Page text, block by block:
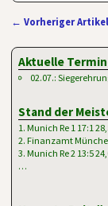
← Vorheriger Artikel
Aktuelle
02.07.:
Stand der
1. Munich Re 1 17:1
2. Finanzamt
3. Munich Re 2 13:5
…